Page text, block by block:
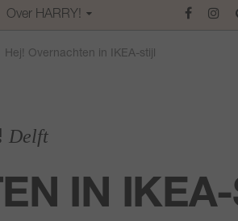
Over HARRY!
Hej! Overnachten in IKEA-stijl
Delft
IN